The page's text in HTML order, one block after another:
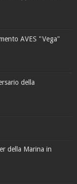
AVES "Vega"
della
della Marina in